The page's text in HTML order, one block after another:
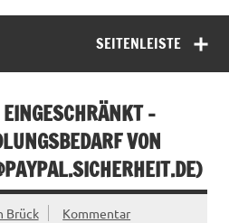
SEITENLEISTE
–
VON
)
Brück
Kommentar